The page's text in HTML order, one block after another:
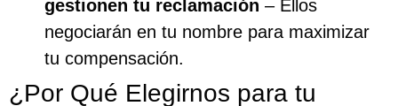
gestionen tu reclamación – Ellos
negociarán en tu nombre para maximizar
tu compensación.
¿Por Qué Elegirnos para tu